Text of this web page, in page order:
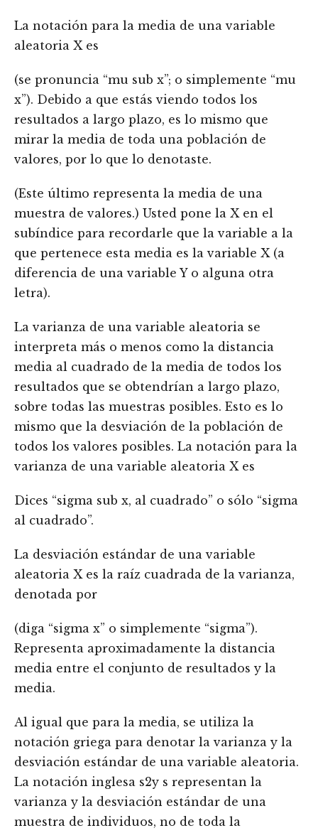
La notación para la media de una variable
aleatoria X es
(se pronuncia “mu sub x”; o simplemente “mu
x”). Debido a que estás viendo todos los
resultados a largo plazo, es lo mismo que
mirar la media de toda una población de
valores, por lo que lo denotaste.
(Este último representa la media de una
muestra de valores.) Usted pone la X en el
subíndice para recordarle que la variable a la
que pertenece esta media es la variable X (a
diferencia de una variable Y o alguna otra
letra).
La varianza de una variable aleatoria se
interpreta más o menos como la distancia
media al cuadrado de la media de todos los
resultados que se obtendrían a largo plazo,
sobre todas las muestras posibles. Esto es lo
mismo que la desviación de la población de
todos los valores posibles. La notación para la
varianza de una variable aleatoria X es
Dices “sigma sub x, al cuadrado” o sólo “sigma
al cuadrado”.
La desviación estándar de una variable
aleatoria X es la raíz cuadrada de la varianza,
denotada por
(diga “sigma x” o simplemente “sigma”).
Representa aproximadamente la distancia
media entre el conjunto de resultados y la
media.
Al igual que para la media, se utiliza la
notación griega para denotar la varianza y la
desviación estándar de una variable aleatoria.
La notación inglesa s2y s representan la
varianza y la desviación estándar de una
muestra de individuos, no de toda la